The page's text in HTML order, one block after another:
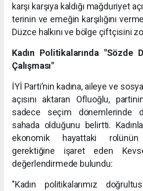
karşı karşıya kaldığı mağduriyet
terinin ve emeğin karşılığını
Düzce halkını ve bölge çiftçisini
Kadın Politikalarında "Sözde
Çalışması"
İYİ Parti’nin kadına, aileye ve
açısını aktaran Ofluoğlu,
sadece seçim dönemlerinde
sahada olduğunu belirtti.
ekonomik hayattaki rolünün
gerektiğine işaret eden
değerlendirmede bulundu:
"Kadın politikalarımız